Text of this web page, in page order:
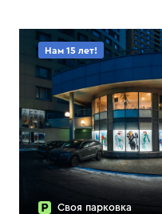
Нам 15 лет!
Своя парковка